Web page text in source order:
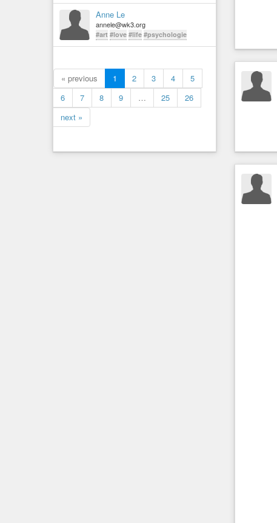
Anne Le
annele@wk3.org
#art #love #life #psychologie
« previous 1 2 3 4
5
6
7 8 9 … 25
26
next »